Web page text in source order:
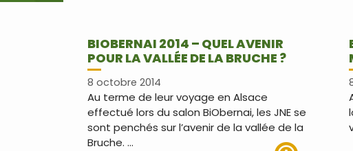
BIOBERNAI 2014 – QUEL AVENIR
POUR LA VALLÉE DE LA BRUCHE ?
8 octobre 2014
Au terme de leur voyage en Alsace
effectué lors du salon BiObernai, les JNE se
sont penchés sur l’avenir de la vallée de la
Bruche. …